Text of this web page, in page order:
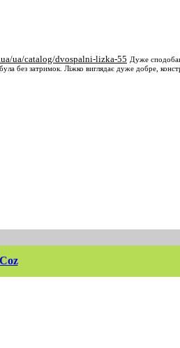
ua/catalog/dvospalni-lizka-55 Дуже
без затримок. Ліжко виглядає дуже добре,